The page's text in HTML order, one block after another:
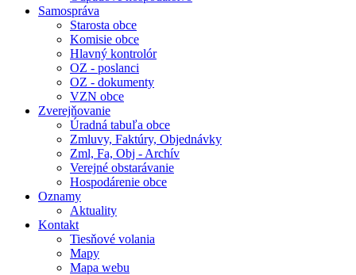
Samospráva
Starosta obce
Komisie obce
Hlavný kontrolór
OZ - poslanci
OZ - dokumenty
VZN obce
Zverejňovanie
Úradná tabuľa obce
Zmluvy, Faktúry, Objednávky
Zml, Fa, Obj - Archív
Verejné obstarávanie
Hospodárenie obce
Oznamy
Aktuality
Kontakt
Tiesňové volania
Mapy
Mapa webu